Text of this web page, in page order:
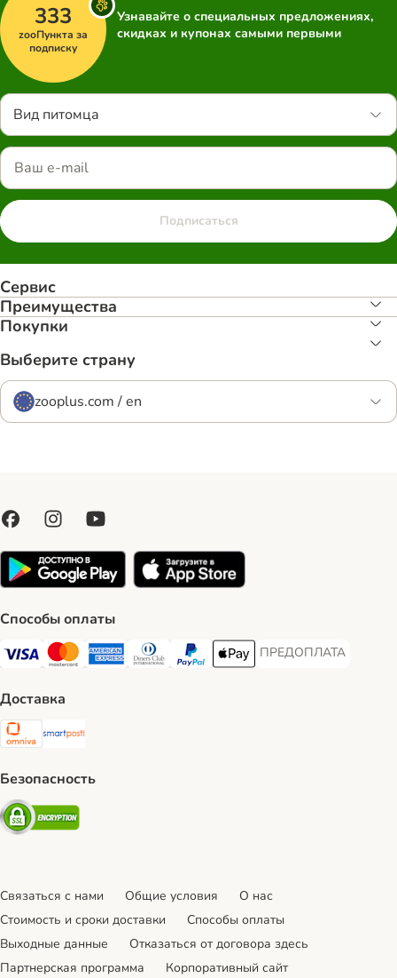
333
zooПункта за
подписку
Узнавайте о специальных предложениях,
скидках и купонах самыми первыми
Вид питомца
Подписаться
Сервис
Преимуществa
Покупки
Выберите страну
zooplus.com / en
Способы оплаты
Visa Payment Method
Mastercard Payment Method
American Express Payment Method
Diners Club Payment Method
PayPal Payment Method
Apple Pay Payment Method
ПРЕДОПЛАТА
ПРЕДОПЛАТА
Доставка
Omniva Shipping Method
SmartPosti Shipping Method
Безопасность
Security
Связаться с нами Общие условия
О нас
Стоимость и сроки доставки
Cпособы оплаты
Выходные данные
Отказаться от договора здесь
Партнерская программа
Корпоративный сайт